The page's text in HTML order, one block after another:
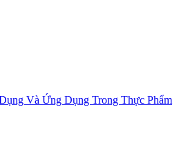
Và Ứng Dụng Trong Thực Phẩm